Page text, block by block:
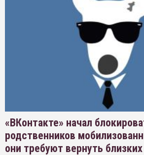
«ВКонтакте» начал
родственников
они требуют вернуть